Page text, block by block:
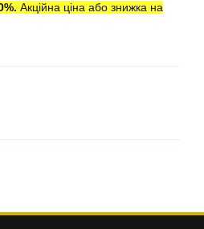
%. Акційна ціна або знижка на